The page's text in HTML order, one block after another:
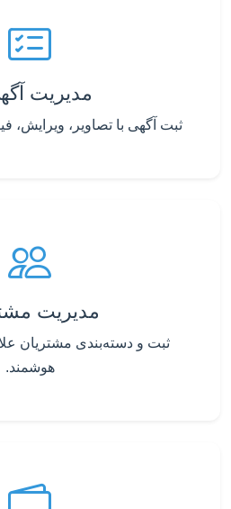
مدیریت
ثبت آگهی با تصاویر، ویرایش،
مدیریت
ثبت و دسته‌بندی مشتریان
هوشمند.